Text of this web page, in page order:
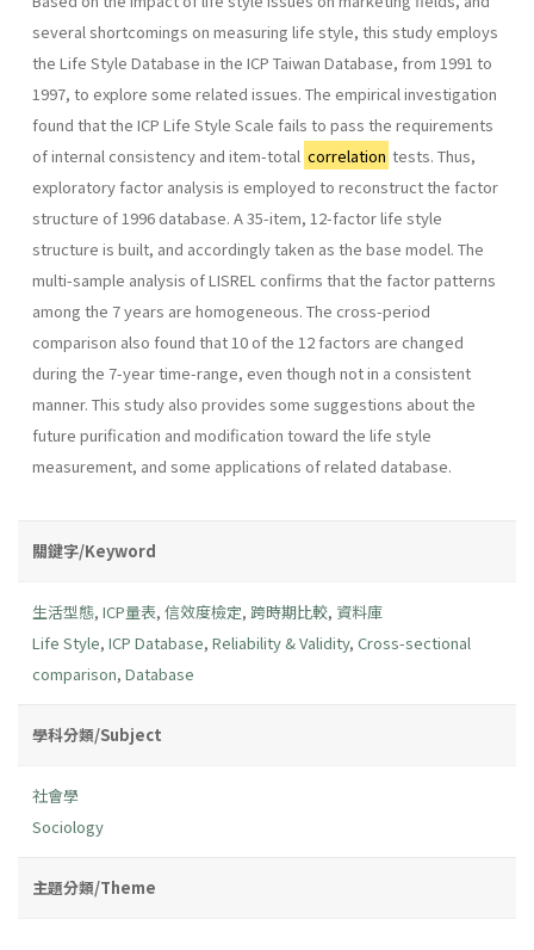
several shortcomings on measuring life style, this study employs
the Life Style Database in the ICP Taiwan Database, from 1991 to
1997, to explore some related issues. The empirical investigation
found that the ICP Life Style Scale fails to pass the requirements
of internal consistency and item-total correlation tests. Thus,
exploratory factor analysis is employed to reconstruct the factor
structure of 1996 database. A 35-item, 12-factor life style
structure is built, and accordingly taken as the base model. The
multi-sample analysis of LISREL confirms that the factor patterns
among the 7 years are homogeneous. The cross-period
comparison also found that 10 of the 12 factors are changed
during the 7-year time-range, even though not in a consistent
manner. This study also provides some suggestions about the
future purification and modification toward the life style
measurement, and some applications of related database.
關鍵字/Keyword
生活型態, ICP量表, 信效度檢定, 跨時期比較, 資料庫
Life Style, ICP Database, Reliability & Validity, Cross-sectional
comparison, Database
學科分類/Subject
社會學
Sociology
主題分類/Theme